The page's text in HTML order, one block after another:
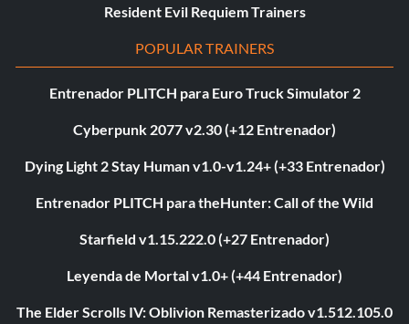
Resident Evil Requiem Trainers
POPULAR TRAINERS
Entrenador PLITCH para Euro Truck Simulator 2
Cyberpunk 2077 v2.30 (+12 Entrenador)
Dying Light 2 Stay Human v1.0-v1.24+ (+33 Entrenador)
Entrenador PLITCH para theHunter: Call of the Wild
Starfield v1.15.222.0 (+27 Entrenador)
Leyenda de Mortal v1.0+ (+44 Entrenador)
The Elder Scrolls IV: Oblivion Remasterizado v1.512.105.0